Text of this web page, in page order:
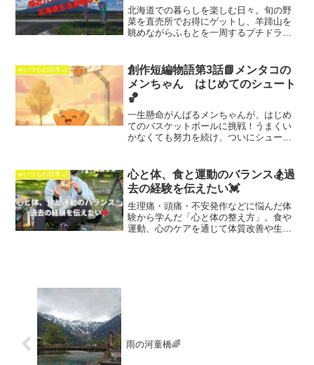
北海道での暮らしを楽しむ日々。旬の野
菜を直売所でお得にゲットし、羊蹄山を
眺めながらふもとを一周するプチドライ
☀️いつもの日常🌙
創作短編物語第3話📗メンタコの
メンちゃん はじめてのシュート
🏀
一生懸命がんばるメンちゃんが、はじめ
てのバスケットボールに挑戦！うまくい
かなくても努力を続け、ついにシュート
編ストーリーです。
☀️いつもの日常🌙
心と体、食と運動のバランス🏂過
去の経験を伝えたい💓
生理痛・頭痛・不安発作などに悩んだ体
験から学んだ「心と体の整え方」。食や
運動、心のケアを通じて体質改善や生き
雨の河童橋🌈